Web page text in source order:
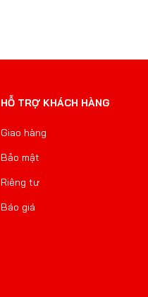
HỖ TRỢ KHÁCH HÀNG
Giao hàng
Bảo mật
Riêng tư
Báo giá